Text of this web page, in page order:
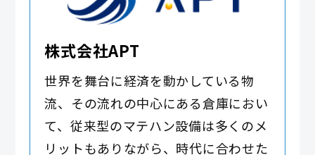
株式会社APT
世界を舞台に経済を動かしている物
流、その流れの中心にある倉庫におい
て、従来型のマテハン設備は多くのメ
リットもありながら、時代に合わせた